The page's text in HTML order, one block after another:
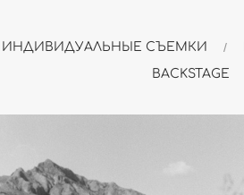
ИНДИВИДУАЛЬНЫЕ СЪЕМКИ
BACKSTAGE